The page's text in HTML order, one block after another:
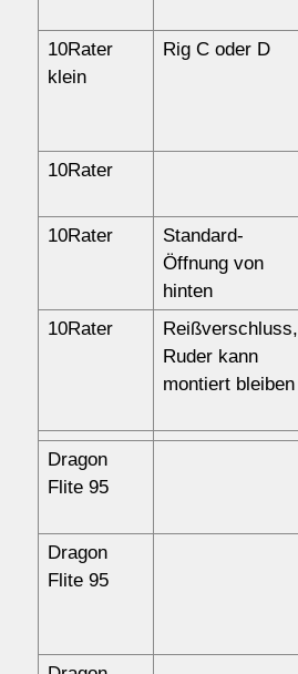
10Rater
klein
Rig C oder D
10Rater
10Rater
Standard-
Öffnung von
hinten
10Rater
Reißverschluss,
Ruder kann
montiert bleiben
Dragon
Flite 95
Dragon
Flite 95